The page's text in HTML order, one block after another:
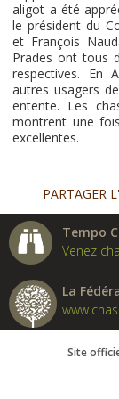
aligot a été
le président du
et François
Prades ont tous
respectives. En
autres usagers
entente. Les
montrent une
excellentes.
PARTAGER
Tempo
Venez
La
Site